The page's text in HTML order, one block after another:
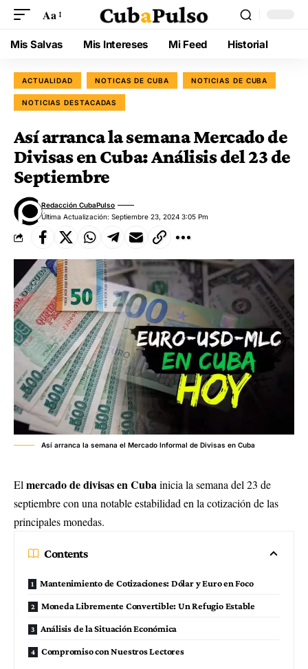
Aa
Mis Salvas Mis Intereses Mi Feed Historial
ACTUALIDAD NOTICAS DE CUBA NOTICIAS DE CUBA
NOTICIAS DESTACADAS
Así arranca la semana Mercado de
Divisas en Cuba: Análisis del 23 de
Septiembre
Última Actualización: Septiembre 23, 2024 3:05 Pm
Redacción CubaPulso
Así arranca la semana el Mercado Informal de Divisas en Cuba
El mercado de divisas en Cubainicia la semana del 23 de
septiembre con una notable estabilidad en la cotización de las
principales monedas.
Contents
Mantenimiento de Cotizaciones: Dólar y Euro en Foco
Moneda Libremente Convertible: Un Refugio Estable
Análisis de la Situación Económica
Compromiso con Nuestros Lectores